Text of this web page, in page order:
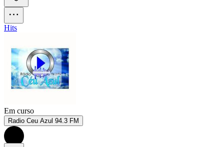
Hits
Em curso
Radio Ceu Azul 94.3 FM